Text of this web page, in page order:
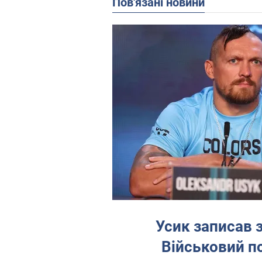
Усик записав
Військовий